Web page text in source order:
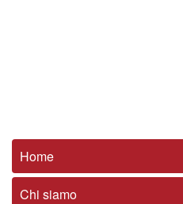
Home
Chi siamo